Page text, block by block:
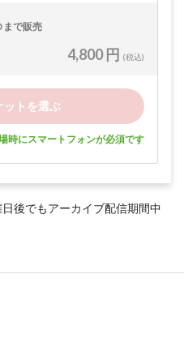
まで販売
4,800 円 (税込)
ットを選ぶ
時にスマートフォンが必須です
後でもアーカイブ配信期間中